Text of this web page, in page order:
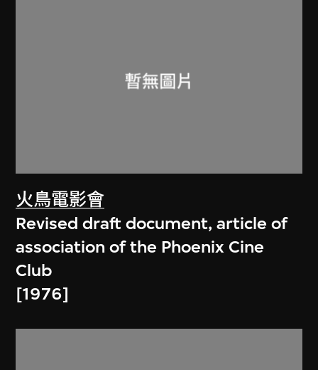
火鳥電影會
Revised draft document, article of
association of the Phoenix Cine
Club
[1976]